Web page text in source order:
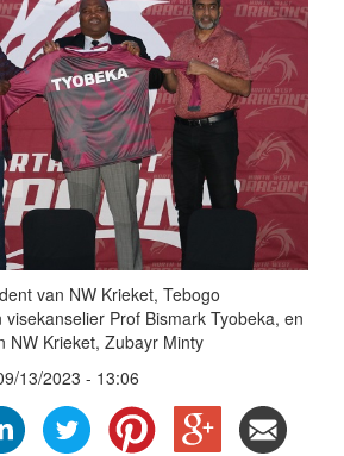
van NW Krieket, Tebogo
Prof Bismark Tyobeka, en
NW Krieket, Zubayr Minty
13/2023 - 13:06